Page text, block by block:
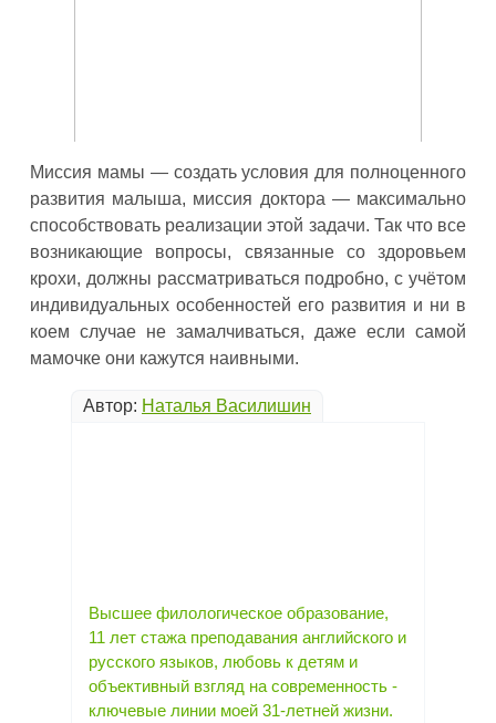
Миссия мамы — создать условия для полноценного
развития малыша, миссия доктора — максимально
способствовать реализации этой задачи. Так что все
возникающие вопросы, связанные со здоровьем
крохи, должны рассматриваться подробно, с учётом
индивидуальных особенностей его развития и ни в
коем случае не замалчиваться, даже если самой
мамочке они кажутся наивными.
Автор: Наталья Василишин
Высшее филологическое образование,
11 лет стажа преподавания английского и
русского языков, любовь к детям и
объективный взгляд на современность -
ключевые линии моей 31-летней жизни.